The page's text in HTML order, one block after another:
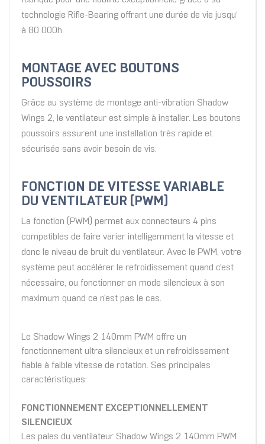
technologie Rifle-Bearing offrant une durée de vie jusqu‘
à 80 000h.
MONTAGE AVEC BOUTONS
POUSSOIRS
Grâce au système de montage anti-vibration Shadow
Wings 2, le ventilateur est simple à installer. Les boutons
poussoirs assurent une installation très rapide et
sécurisée sans avoir besoin de vis.
FONCTION DE VITESSE VARIABLE
DU VENTILATEUR (PWM)
La fonction (PWM) permet aux connecteurs 4 pins
compatibles de faire varier intelligemment la vitesse et
donc le niveau de bruit du ventilateur. Avec le PWM, votre
système peut accélérer le refroidissement quand c'est
nécessaire, ou fonctionner en mode silencieux à son
maximum quand ce n'est pas le cas.
Le Shadow Wings 2 140mm PWM offre un
fonctionnement ultra silencieux et un refroidissement
fiable à faible vitesse de rotation. Ses principales
caractéristiques:
FONCTIONNEMENT EXCEPTIONNELLEMENT
SILENCIEUX
Les pales du ventilateur Shadow Wings 2 140mm PWM